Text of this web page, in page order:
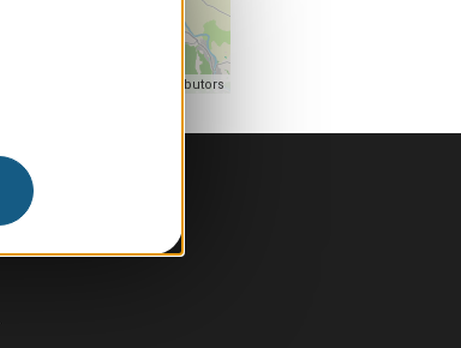
OpenStreetMap contributors